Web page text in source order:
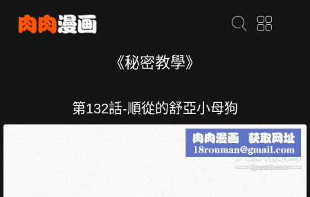
《秘密教學》
第132話-順從的舒亞小母狗